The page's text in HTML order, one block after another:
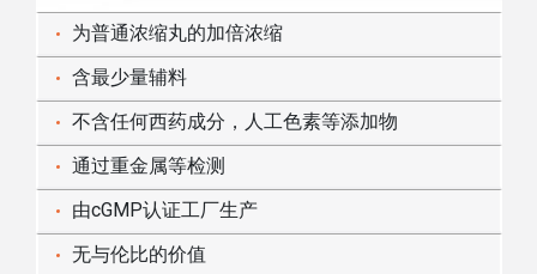
为普通浓缩丸的加倍浓缩
含最少量辅料
不含任何西药成分，人工色素等添加物
通过重金属等检测
由cGMP认证工厂生产
无与伦比的价值